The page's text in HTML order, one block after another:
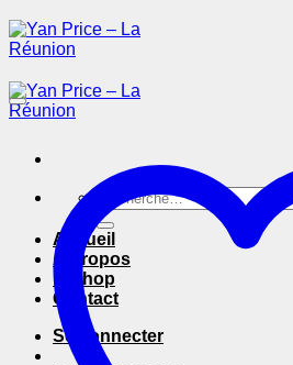
Passer
au
contenu
Recherche
pour :
Accueil
A Propos
E-Shop
Contact
Se connecter